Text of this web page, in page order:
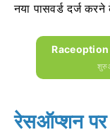
नया पासवर्ड दर्ज
Raceoption
रेसऑप्शन